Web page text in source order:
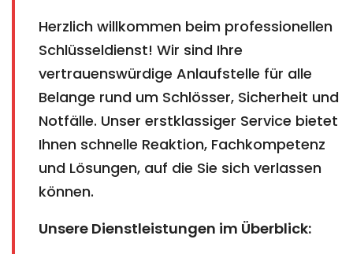
Herzlich willkommen beim professionellen
Schlüsseldienst! Wir sind Ihre
vertrauenswürdige Anlaufstelle für alle
Belange rund um Schlösser, Sicherheit und
Notfälle. Unser erstklassiger Service bietet
Ihnen schnelle Reaktion, Fachkompetenz
und Lösungen, auf die Sie sich verlassen
können.
Unsere Dienstleistungen im Überblick: